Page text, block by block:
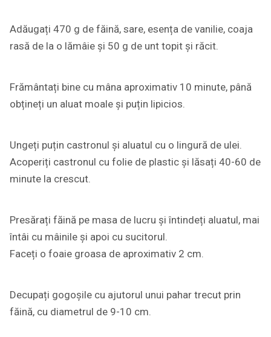
Adăugați 470 g de făină, sare, esența de vanilie, coaja
rasă de la o lămâie și 50 g de unt topit și răcit.
Frământați bine cu mâna aproximativ 10 minute, până
obțineți un aluat moale și puțin lipicios.
Ungeți puțin castronul și aluatul cu o lingură de ulei.
Acoperiți castronul cu folie de plastic și lăsați 40-60 de
minute la crescut.
Presărați făină pe masa de lucru și întindeți aluatul, mai
întâi cu mâinile și apoi cu sucitorul.
Faceți o foaie groasa de aproximativ 2 cm.
Decupați gogoșile cu ajutorul unui pahar trecut prin
făină, cu diametrul de 9-10 cm.